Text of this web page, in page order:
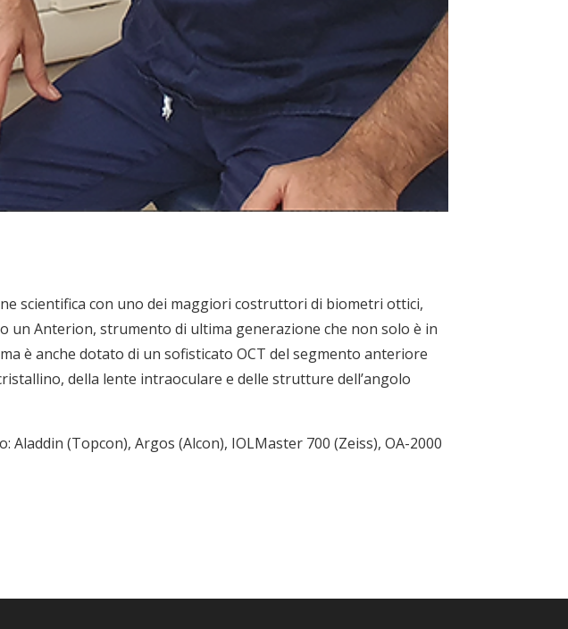
scientifica con uno dei maggiori costruttori di biometri ottici,
un Anterion, strumento di ultima generazione che non solo è in
è anche dotato di un sofisticato OCT del segmento anteriore
della lente intraoculare e delle strutture dell’angolo
(Topcon), Argos (Alcon), IOLMaster 700 (Zeiss), OA-2000